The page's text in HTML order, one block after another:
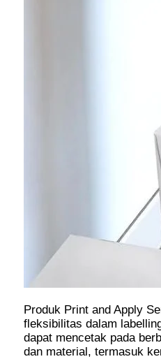
Produk Print and Apply
fleksibilitas dalam
dapat mencetak pada
dan material, termasuk